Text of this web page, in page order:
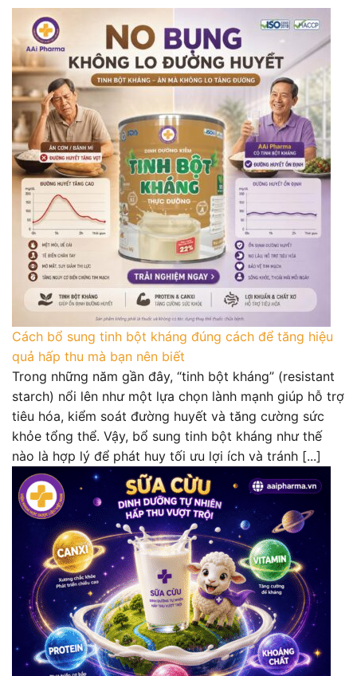
Cách bổ sung tinh bột kháng đúng cách để tăng hiệu
quả hấp thu mà bạn nên biết
Trong những năm gần đây, “tinh bột kháng” (resistant
starch) nổi lên như một lựa chọn lành mạnh giúp hỗ trợ
tiêu hóa, kiểm soát đường huyết và tăng cường sức
khỏe tổng thể. Vậy, bổ sung tinh bột kháng như thế
nào là hợp lý để phát huy tối ưu lợi ích và tránh [...]